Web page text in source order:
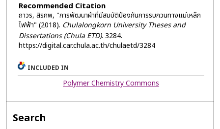
Recommended Citation
ถาวร, สิรภพ, "การพัฒนาผ้าที่มีสมบัติป้องกันการรบกวนทางแม่เหล็ก
ไฟฟ้า" (2018). Chulalongkorn University Theses and
Dissertations (Chula ETD). 3284.
https://digital.car.chula.ac.th/chulaetd/3284
INCLUDED IN
Polymer Chemistry Commons
Search